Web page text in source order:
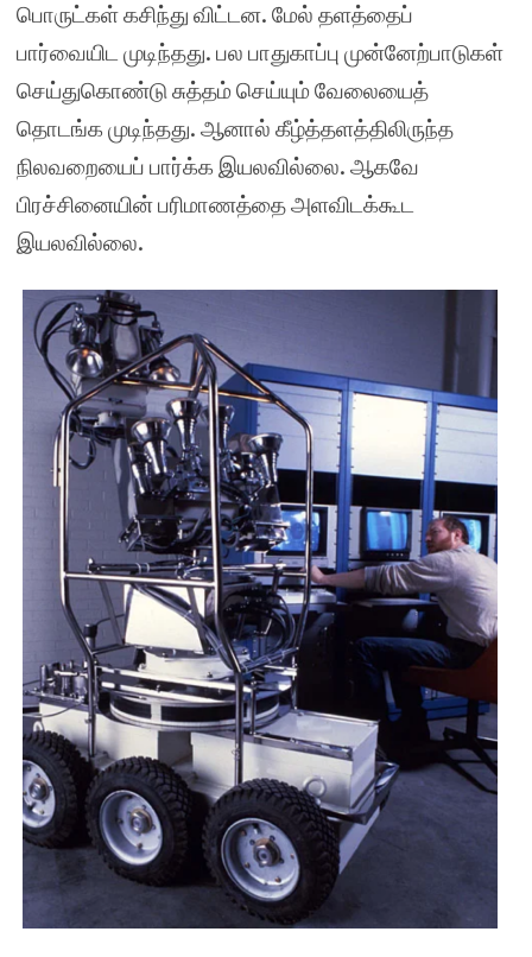
பொருட்கள் கசிந்து விட்டன. மேல் தளத்தைப்
பார்வையிட முடிந்தது. பல பாதுகாப்பு முன்னேற்பாடுகள்
செய்துகொண்டு சுத்தம் செய்யும் வேலையைத்
தொடங்க முடிந்தது. ஆனால் கீழ்த்தளத்திலிருந்த
நிலவறையைப் பார்க்க இயலவில்லை. ஆகவே
பிரச்சினையின் பரிமாணத்தை அளவிடக்கூட
இயலவில்லை.